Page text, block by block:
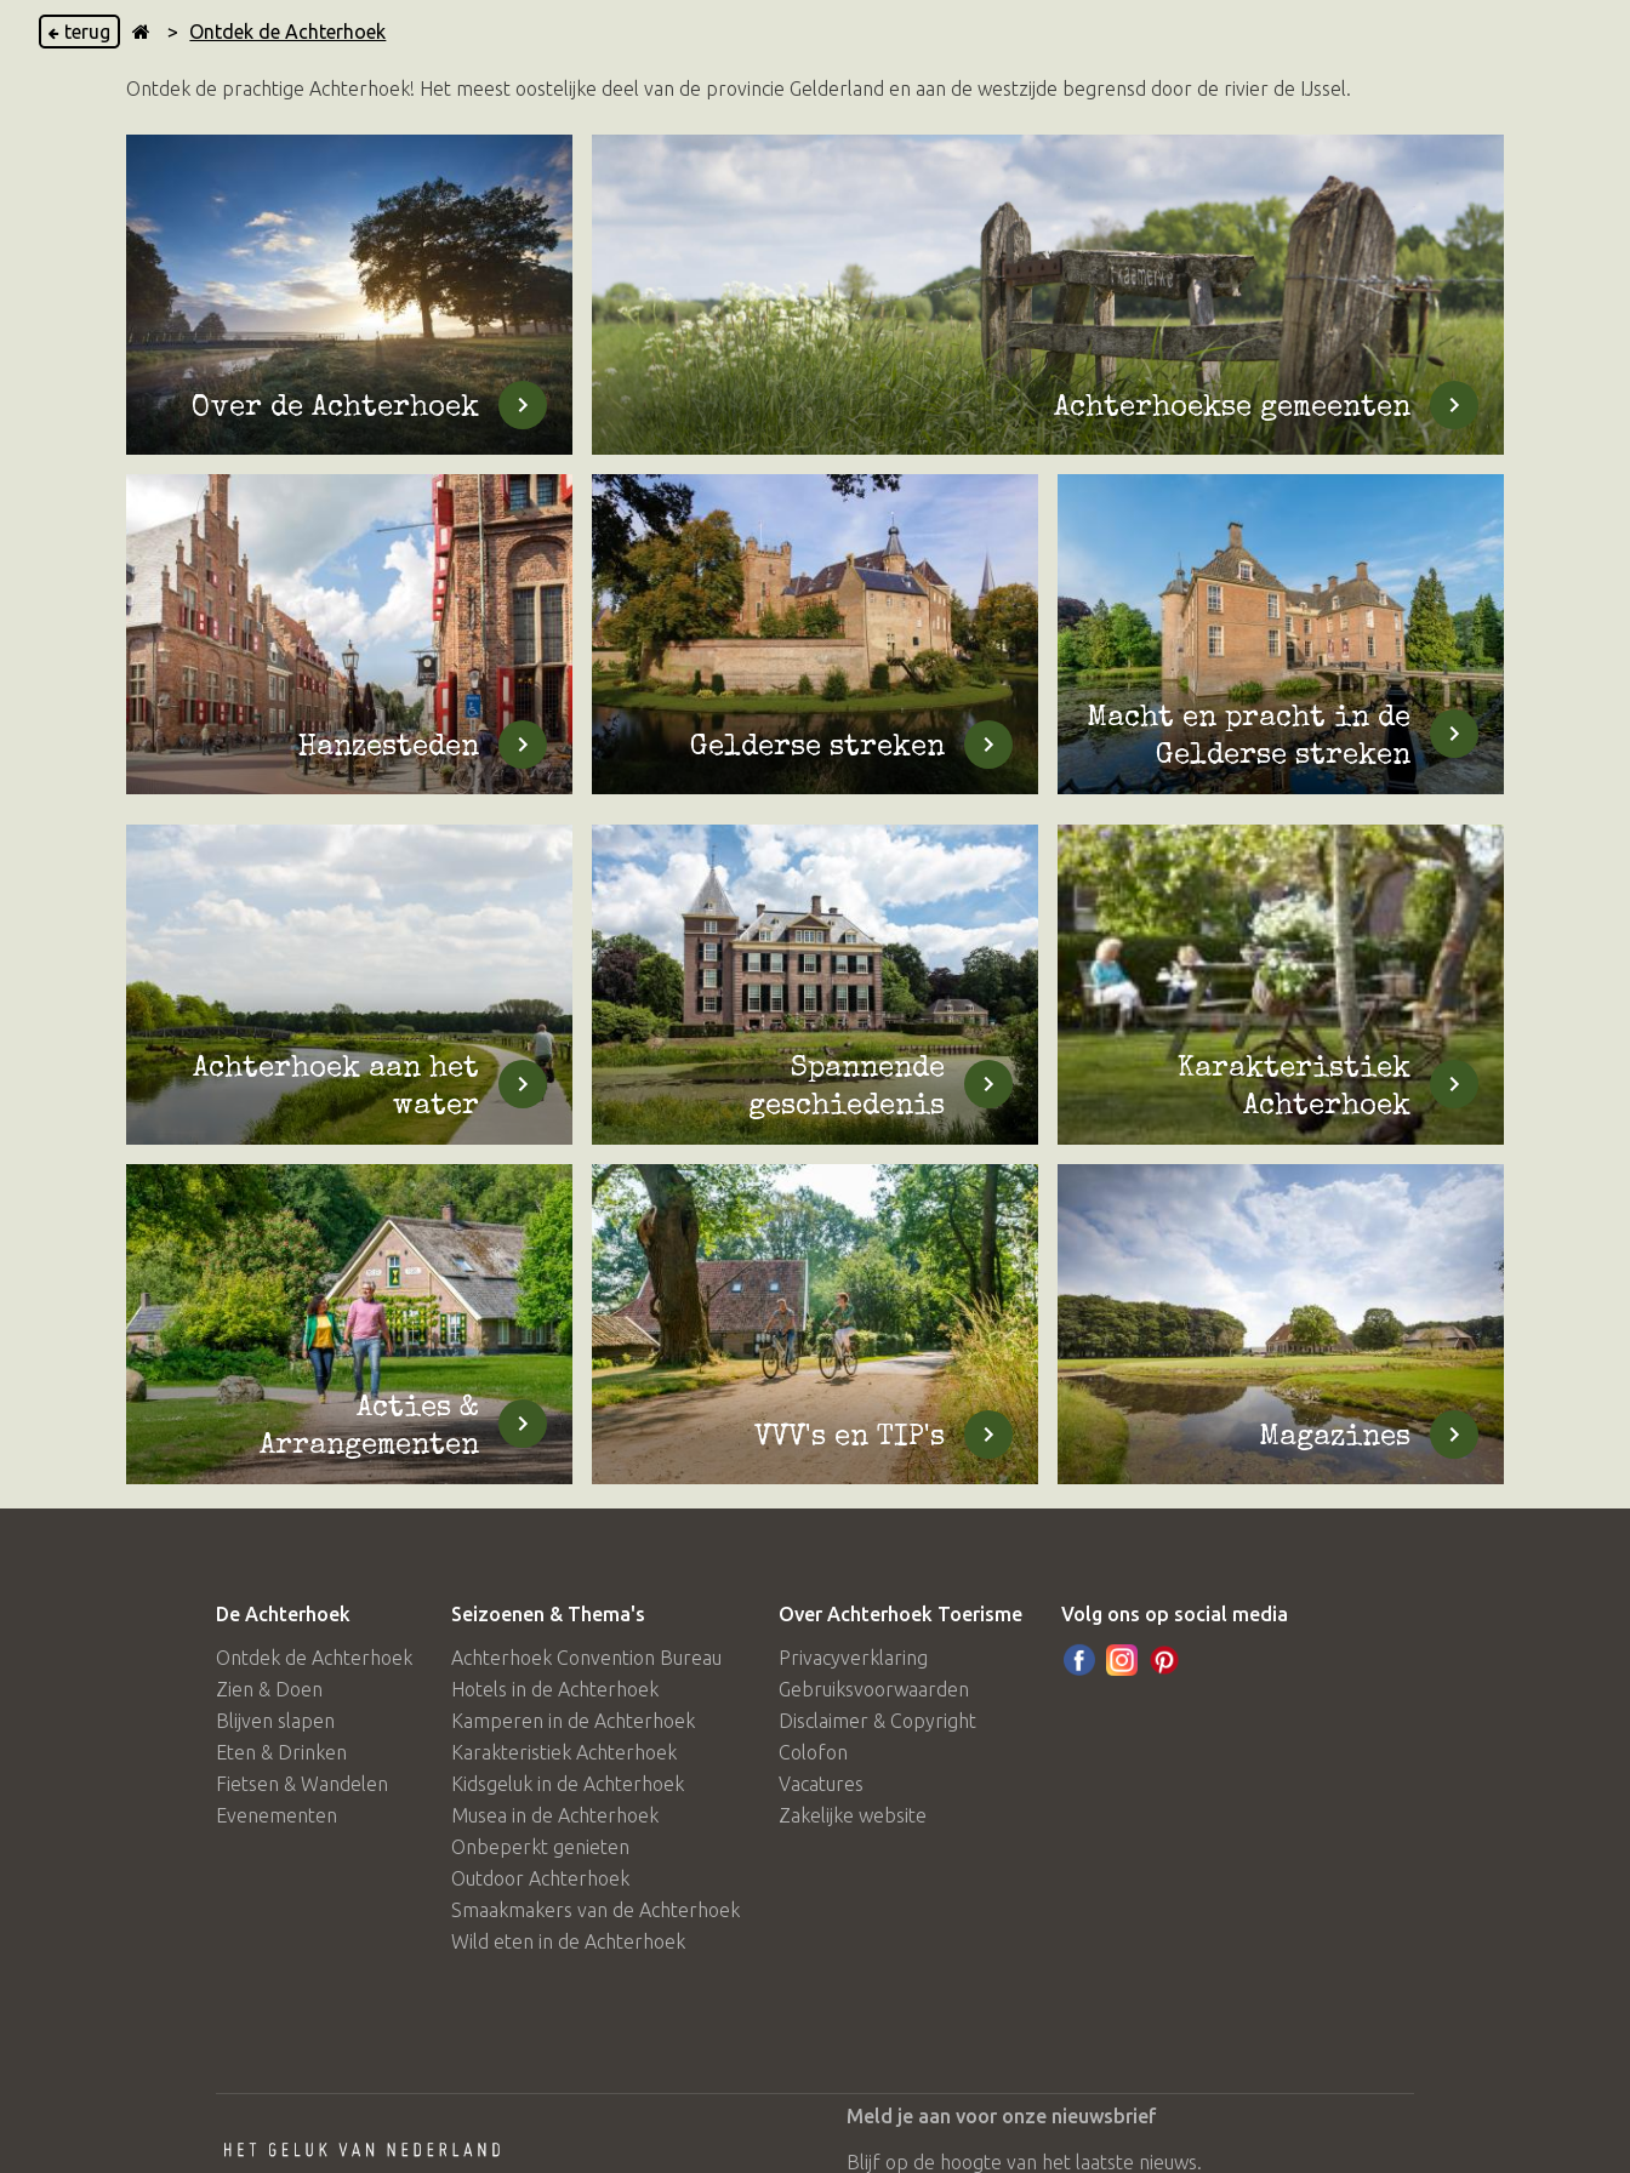
terug > Ontdek de Achterhoek
Ontdek de prachtige Achterhoek! Het meest oostelijke deel van de provincie Gelderland en aan de westzijde begrensd door de rivier de IJssel.
Over de Achterhoek Achterhoekse gemeenten
Hanzesteden Gelderse streken
Macht en pracht in de
Gelderse streken
Achterhoek aan het
water
Spannende
geschiedenis
Karakteristiek
Achterhoek
Acties &
Arrangementen
VVV's en TIP's Magazines
De Achterhoek
Ontdek de Achterhoek
Zien & Doen
Blijven slapen
Eten & Drinken
Fietsen & Wandelen
Evenementen
Seizoenen & Thema's
Achterhoek Convention Bureau
Hotels in de Achterhoek
Kamperen in de Achterhoek
Karakteristiek Achterhoek
Kidsgeluk in de Achterhoek
Musea in de Achterhoek
Onbeperkt genieten
Outdoor Achterhoek
Smaakmakers van de Achterhoek
Wild eten in de Achterhoek
Over Achterhoek Toerisme
Privacyverklaring
Gebruiksvoorwaarden
Disclaimer & Copyright
Colofon
Vacatures
Zakelijke website
Volg ons op social media
Meld je aan voor onze nieuwsbrief
Blijf op de hoogte van het laatste nieuws.